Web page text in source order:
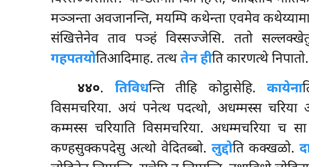
मञ्ञन्ता अवजानन्ति, मयम्पि कथेन्ता एवमेव
संखित्तेनेव ताव पञ्हं विस्सज्जेसि. ततो सल्लक्खेतुं
गहपतयोतिआदिमाह. तत्थतेन हीति कारणत्थे
४४०. तिविधन्ति तीहि कोट्ठासेहि. कायेना
विसमचरिया. अयं पनेत्थ पदत्थो, अधम्मस्स चरिया
कम्मस्स चरियाति विसमचरिया. अधम्मचरिया च
कण्हसुक्कपदेसु अत्थो वेदितब्बो. लुद्दोति कक्खळो.